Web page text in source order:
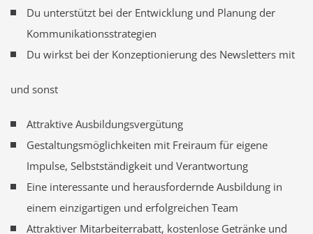
Du unterstützt bei der Entwicklung und Planung der
Kommunikationsstrategien
Du wirkst bei der Konzeptionierung des Newsletters mit
und sonst
Attraktive Ausbildungsvergütung
Gestaltungsmöglichkeiten mit Freiraum für eigene
Impulse, Selbstständigkeit und Verantwortung
Eine interessante und herausfordernde Ausbildung in
einem einzigartigen und erfolgreichen Team
Attraktiver Mitarbeiterrabatt, kostenlose Getränke und